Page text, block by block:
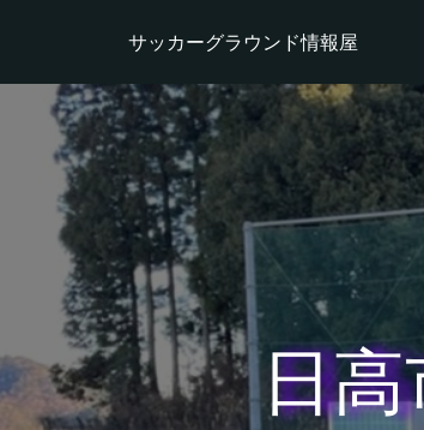
サッカーグラウンド情報屋
日